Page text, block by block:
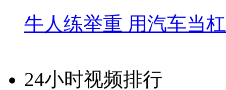
牛人练举重 用汽车当
24小时视频排行